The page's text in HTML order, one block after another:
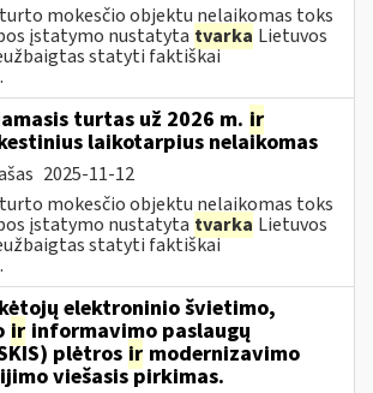
mokesčio objektu nelaikomas toks
įstatymo nustatyta tvarka Lietuvos
statyti faktiškai
turtas už 2026 m. ir
laikotarpius nelaikomas
2025-11-12
mokesčio objektu nelaikomas toks
įstatymo nustatyta tvarka Lietuvos
statyti faktiškai
elektroninio švietimo,
ir informavimo paslaugų
plėtros ir modernizavimo
viešasis pirkimas.